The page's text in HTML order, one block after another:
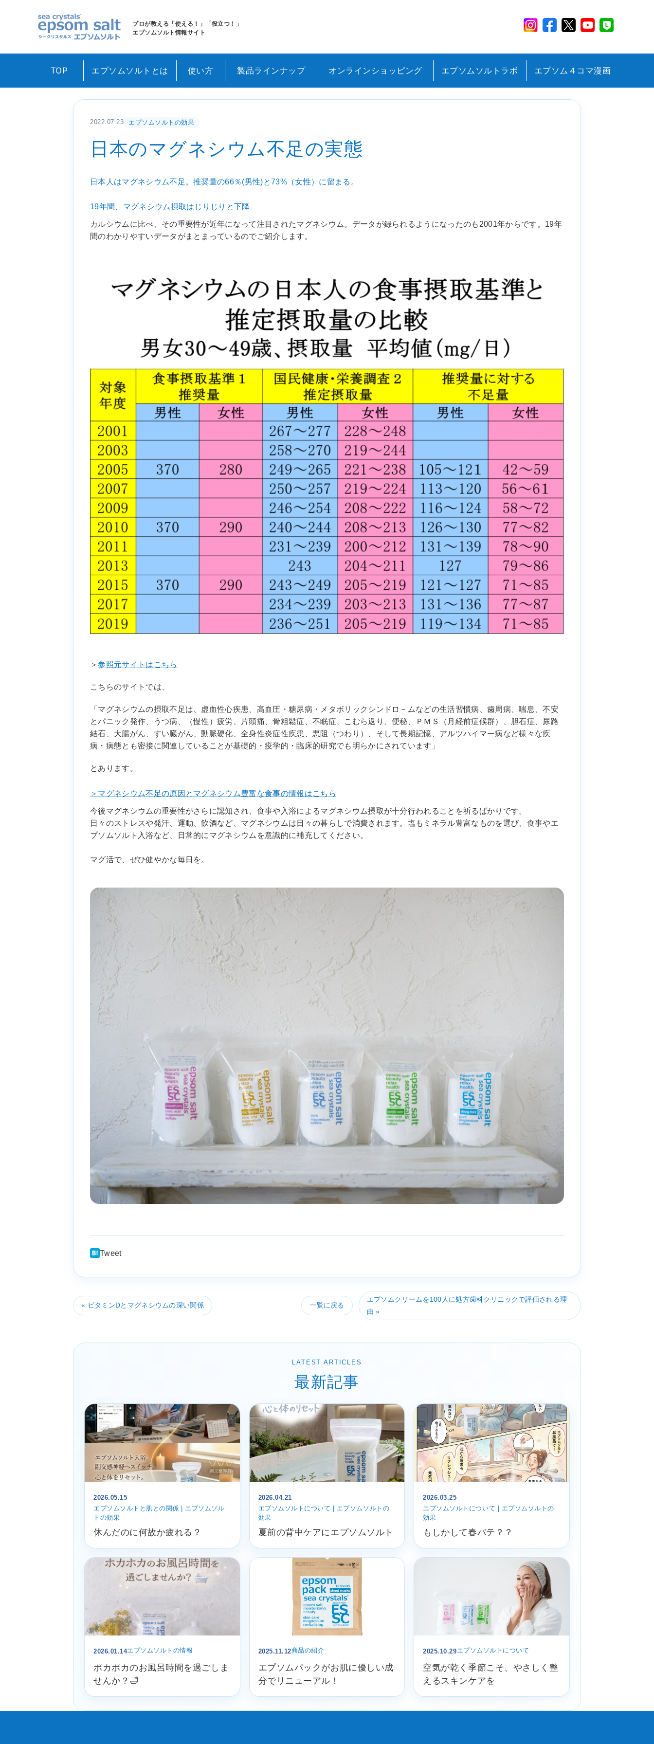
sea crystals epsom salt(シークリスタルス エプソムソルト)
プロが教える「使える！」「役立つ！」
エプソムソルト情報サイト
TOP エプソムソルトとは 使い方 製品ラインナップ オンラインショッピング エプソムソルトラボ エプソム４コマ漫画
2022.07.23 エプソムソルトの効果
日本のマグネシウム不足の実態
日本人はマグネシウム不足。推奨量の66％(男性)と73%（女性）に留まる。
19年間、マグネシウム摂取はじりじりと下降
カルシウムに比べ、その重要性が近年になって注目されたマグネシウム。データが録られるようになったのも2001年からです。19年
間のわかりやすいデータがまとまっているのでご紹介します。
＞参照元サイトはこちら
こちらのサイトでは、
「マグネシウムの摂取不足は、虚血性心疾患、高血圧・糖尿病・メタボリックシンドロ－ムなどの生活習慣病、歯周病、喘息、不安
とパニック発作、うつ病、（慢性）疲労、片頭痛、骨粗鬆症、不眠症、こむら返り、便秘、ＰＭＳ（月経前症候群）、胆石症、尿路
結石、大腸がん、すい臓がん、動脈硬化、全身性炎症性疾患、悪阻（つわり）、そして長期記憶、アルツハイマー病など様々な疾
病・病態とも密接に関連していることが基礎的・疫学的・臨床的研究でも明らかにされています」
とあります。
＞マグネシウム不足の原因とマグネシウム豊富な食事の情報はこちら
今後マグネシウムの重要性がさらに認知され、食事や入浴によるマグネシウム摂取が十分行われることを祈るばかりです。
日々のストレスや発汗、運動、飲酒など、マグネシウムは日々の暮らしで消費されます。塩もミネラル豊富なものを選び、食事やエ
プソムソルト入浴など、日常的にマグネシウムを意識的に補充してください。
マグ活で、ぜひ健やかな毎日を。
Tweet
« ビタミンDとマグネシウムの深い関係 一覧に戻る
エプソムクリームを100人に処方歯科クリニックで評価される理
由 »
LATEST ARTICLES
最新記事
2026.05.15
エプソムソルトと肌との関係 | エプソムソル
トの効果
休んだのに何故か疲れる？
2026.04.21
エプソムソルトについて | エプソムソルトの
効果
夏前の背中ケアにエプソムソルト
2026.03.25
エプソムソルトについて | エプソムソルトの
効果
もしかして春バテ？？
2026.01.14エプソムソルトの情報
ポカポカのお風呂時間を過ごしま
せんか？🛁
2025.11.12商品の紹介
エプソムパックがお肌に優しい成
分でリニューアル！
2025.10.29エプソムソルトについて
空気が乾く季節こそ、やさしく整
えるスキンケアを